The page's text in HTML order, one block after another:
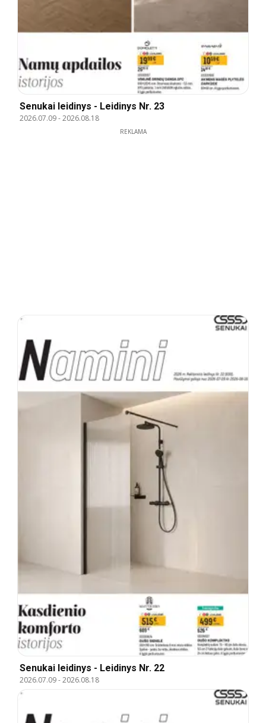
Senukai leidinys - Leidinys Nr. 23
2026.07.09-2026.08.18
REKLAMA
Senukai leidinys - Leidinys Nr. 22
2026.07.09-2026.08.18